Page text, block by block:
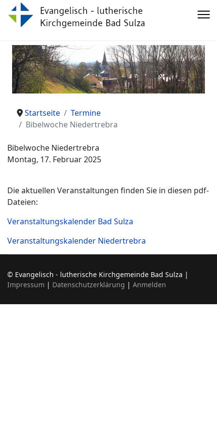
Startseite
Termine
Bibelwoche Niedertrebra
Bibelwoche Niedertrebra
Montag, 17. Februar 2025
Die aktuellen Veranstaltungen finden Sie in diesen pdf-
Dateien:
Veranstaltungskalender Bad Sulza
Veranstaltungskalender Niedertrebra
© Evangelisch - lutherische Kirchgemeinde Bad Sulza |
Impressum | Datenschutzerklärung | Anmelden